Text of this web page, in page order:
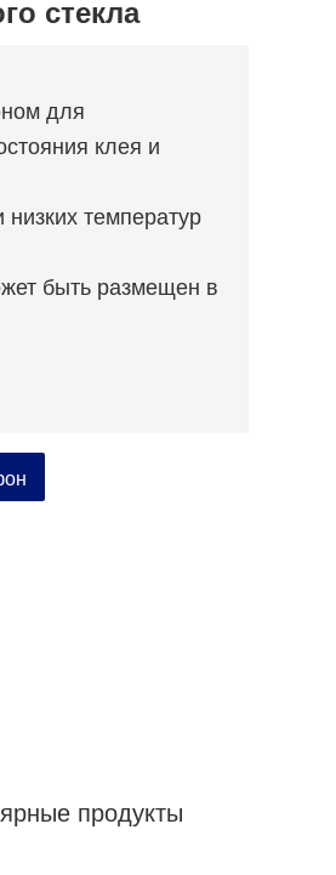
стекла
для
клея и
температур
быть размещен в
продукты